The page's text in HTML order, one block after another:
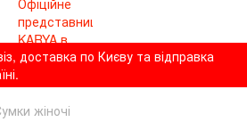
доставка по Києву та відправка
жіночі